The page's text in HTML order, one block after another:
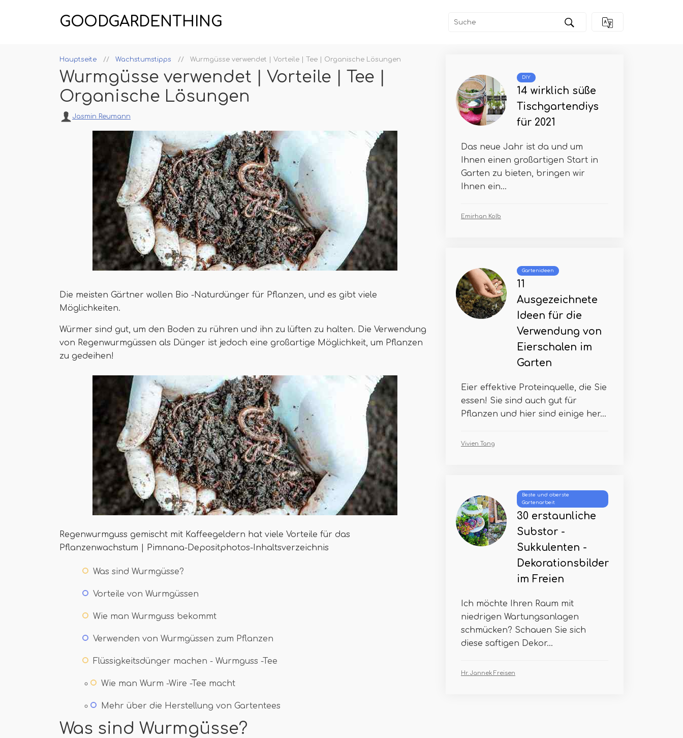
GOODGARDENTHING
Hauptseite Wachstumstipps Wurmgüsse verwendet | Vorteile | Tee | Organische Lösungen
Wurmgüsse verwendet | Vorteile | Tee |
Organische Lösungen
Jasmin Reumann
Die meisten Gärtner wollen Bio -Naturdünger für Pflanzen, und es gibt viele
Möglichkeiten.
Würmer sind gut, um den Boden zu rühren und ihn zu lüften zu halten. Die Verwendung
von Regenwurmgüssen als Dünger ist jedoch eine großartige Möglichkeit, um Pflanzen
zu gedeihen!
Regenwurmguss gemischt mit Kaffeegeldern hat viele Vorteile für das
Pflanzenwachstum | Pimnana-Depositphotos-Inhaltsverzeichnis
Was sind Wurmgüsse?
Vorteile von Wurmgüssen
Wie man Wurmguss bekommt
Verwenden von Wurmgüssen zum Pflanzen
Flüssigkeitsdünger machen - Wurmguss -Tee
Wie man Wurm -Wire -Tee macht
Mehr über die Herstellung von Gartentees
Was sind Wurmgüsse?
DIY
14 wirklich süße
Tischgartendiys
für 2021
Das neue Jahr ist da und um
Ihnen einen großartigen Start in
Garten zu bieten, bringen wir
Ihnen ein...
Emirhan Kolb
Gartenideen
11
Ausgezeichnete
Ideen für die
Verwendung von
Eierschalen im
Garten
Eier effektive Proteinquelle, die Sie
essen! Sie sind auch gut für
Pflanzen und hier sind einige her...
Vivien Tang
Beste und oberste
Gartenarbeit
30 erstaunliche
Substor -
Sukkulenten -
Dekorationsbilder
im Freien
Ich möchte Ihren Raum mit
niedrigen Wartungsanlagen
schmücken? Schauen Sie sich
diese saftigen Dekor...
Hr. Jannek Freisen